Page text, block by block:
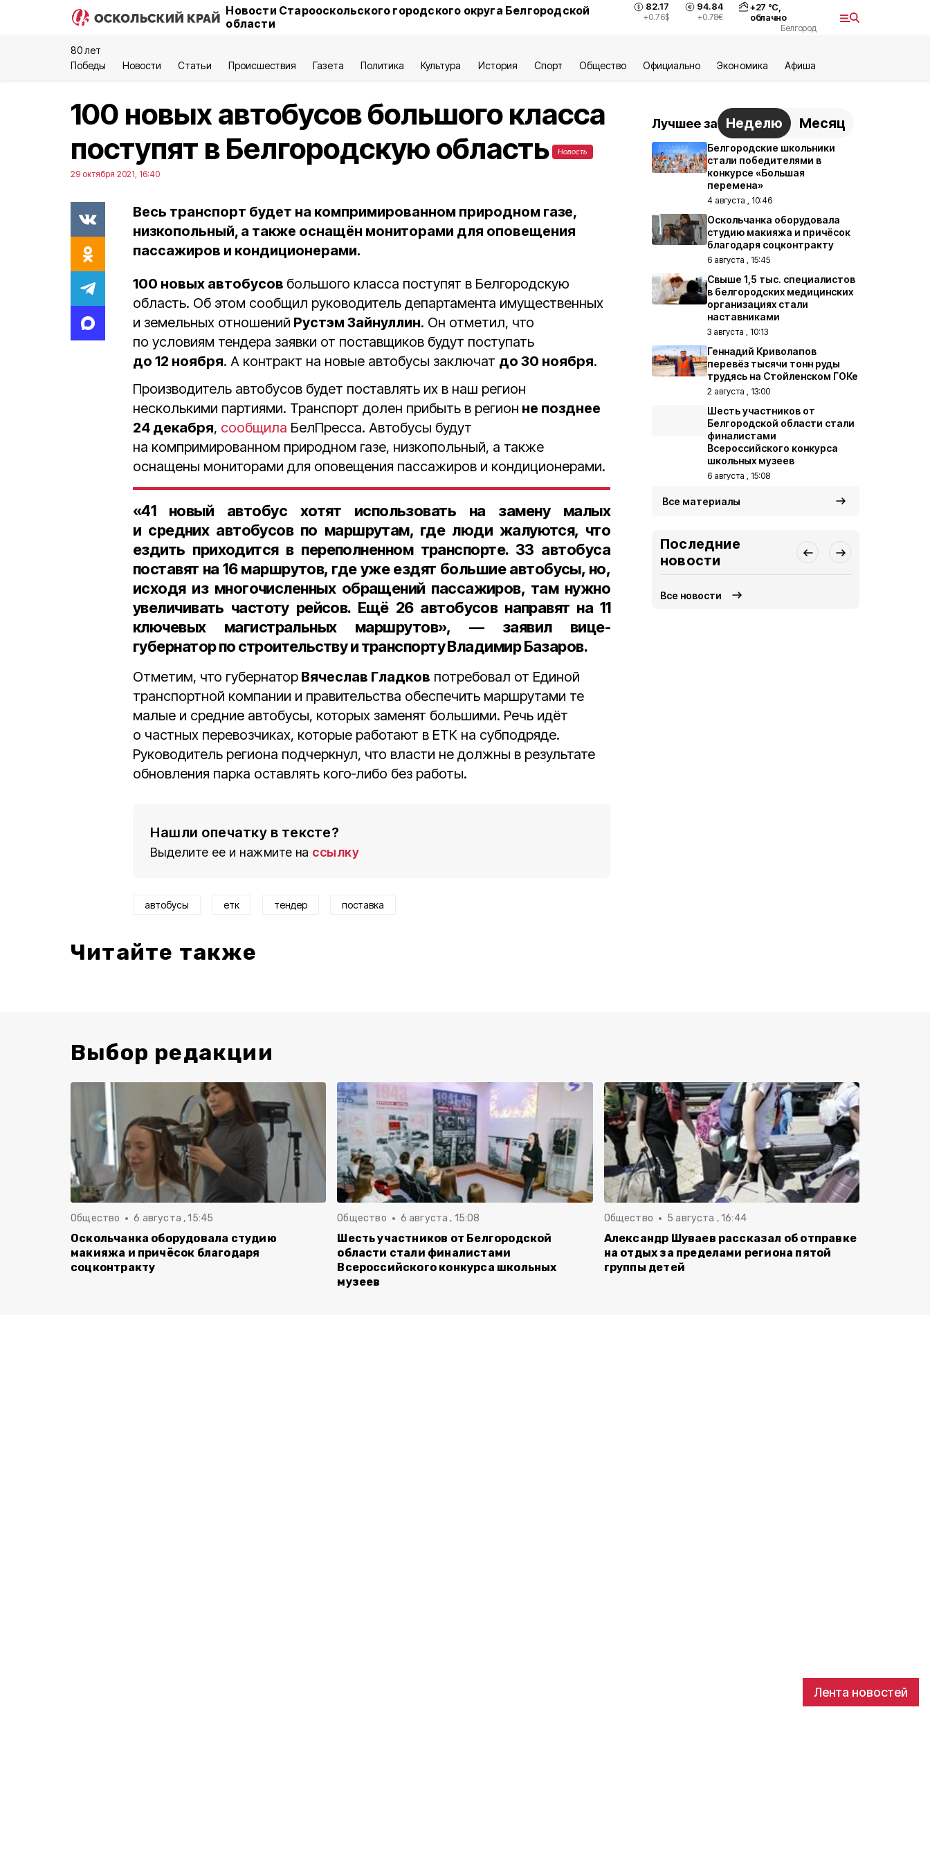
Новости Старооскольского городского округа Белгородской
области
82.17
+0.76$
94.84
+0.78€
+27 °С,
облачно
Белгород
80 лет
Победы
Новости Статьи Происшествия Газета Политика Культура История Спорт Общество Официально Экономика Aфиша
Лента новостей
100 новых автобусов большого класса
поступят в Белгородскую область
Новость
29 октября 2021, 16:40
Весь транспорт будет на компримированном природном газе,
низкопольный, а также оснащён мониторами для оповещения
пассажиров и кондиционерами.
100 новых автобусов большого класса поступят в Белгородскую
область. Об этом сообщил руководитель департамента имущественных
и земельных отношений Рустэм Зайнуллин. Он отметил, что
по условиям тендера заявки от поставщиков будут поступать
до 12 ноября. А контракт на новые автобусы заключат до 30 ноября.
Производитель автобусов будет поставлять их в наш регион
несколькими партиями. Транспорт долен прибыть в регион не позднее
24 декабря, сообщила БелПресса. Автобусы будут
на компримированном природном газе, низкопольный, а также
оснащены мониторами для оповещения пассажиров и кондиционерами.
«41 новый автобус хотят использовать на замену малых
и средних автобусов по маршрутам, где люди жалуются, что
ездить приходится в переполненном транспорте. 33 автобуса
поставят на16 маршрутов, где уже ездят большие автобусы, но,
исходя из многочисленных обращений пассажиров, там нужно
увеличивать частоту рейсов. Ещё26 автобусовнаправят на11
ключевых магистральных маршрутов», — заявил вице-
губернатор по строительству и транспорту Владимир Базаров.
Отметим, что губернатор Вячеслав Гладков потребовал от Единой
транспортной компании и правительства обеспечить маршрутами те
малые и средние автобусы, которых заменят большими. Речь идёт
о частных перевозчиках, которые работают в ЕТК на субподряде.
Руководитель региона подчеркнул, что власти не должны в результате
обновления парка оставлять кого‑либо без работы.
Нашли опечатку в тексте?
Выделите ее и нажмите на ссылку
автобусы етк тендер поставка
Читайте также
Лучшее за Неделю Месяц
Белгородские школьники
стали победителями в
конкурсе «Большая
перемена»
4 августа , 10:46
Оскольчанка оборудовала
студию макияжа и причёсок
благодаря соцконтракту
6 августа , 15:45
Свыше 1,5 тыс. специалистов
в белгородских медицинских
организациях стали
наставниками
3 августа , 10:13
Геннадий Криволапов
перевёз тысячи тонн руды
трудясь на Стойленском ГОКе
2 августа , 13:00
Шесть участников от
Белгородской области стали
финалистами
Всероссийского конкурса
школьных музеев
6 августа , 15:08
Все материалы
Последние
новости
Все новости
Выбор редакции
Общество 6 августа , 15:45
Оскольчанка оборудовала студию
макияжа и причёсок благодаря
соцконтракту
Общество 6 августа , 15:08
Шесть участников от Белгородской
области стали финалистами
Всероссийского конкурса школьных
музеев
Общество 5 августа , 16:44
Александр Шуваев рассказал об отправке
на отдых за пределами региона пятой
группы детей